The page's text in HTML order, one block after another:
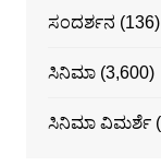
ಸಂದರ್ಶನ (136)
ಸಿನಿಮಾ(3,600)
ಸಿನಿಮಾ ವಿಮರ್ಶೆ